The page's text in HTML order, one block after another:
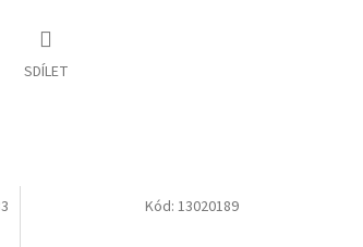
SDÍLET
Kód: 13020189